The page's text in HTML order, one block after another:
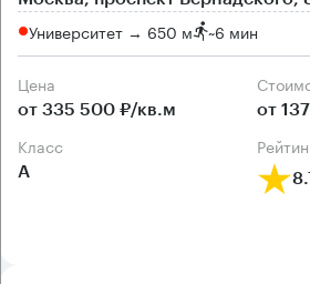
Университет → 650 м ~6 мин
Цена
от 335 500 ₽/кв.м от
класс
А